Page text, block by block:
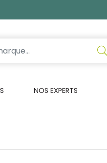
NOS EXPERTS